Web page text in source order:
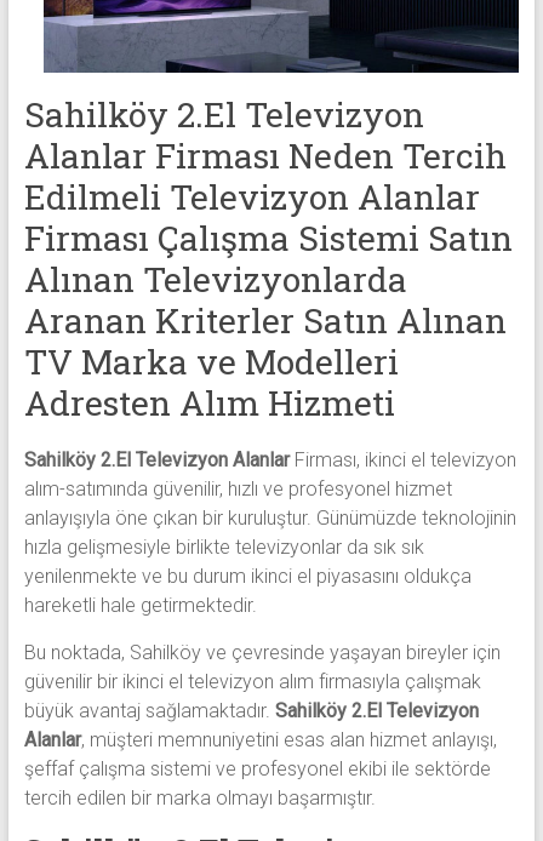
alanlar
adresten
Sahilköy 2.El Televizyon
Alanlar Firması Neden Tercih
Edilmeli Televizyon Alanlar
Firması Çalışma Sistemi Satın
Alınan Televizyonlarda
Aranan Kriterler Satın Alınan
TV Marka ve Modelleri
Adresten Alım Hizmeti
Sahilköy 2.El Televizyon AlanlarFirması, ikinci el televizyon
alım-satımında güvenilir, hızlı ve profesyonel hizmet
anlayışıyla öne çıkan bir kuruluştur. Günümüzde teknolojinin
hızla gelişmesiyle birlikte televizyonlar da sık sık
yenilenmekte ve bu durum ikinci el piyasasını oldukça
hareketli hale getirmektedir.
Bu noktada, Sahilköy ve çevresinde yaşayan bireyler için
güvenilir bir ikinci el televizyon alım firmasıyla çalışmak
büyük avantaj sağlamaktadır. Sahilköy 2.El Televizyon
Alanlar, müşteri memnuniyetini esas alan hizmet anlayışı,
şeffaf çalışma sistemi ve profesyonel ekibi ile sektörde
tercih edilen bir marka olmayı başarmıştır.